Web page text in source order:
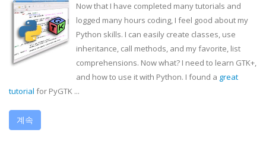
Now that I have completed many tutorials and
logged many hours coding, I feel good about my
Python skills. I can easily create classes, use
inheritance, call methods, and my favorite, list
comprehensions. Now what? I need to learn GTK+,
and how to use it with Python. I found a great
tutorial for PyGTK ...
계속